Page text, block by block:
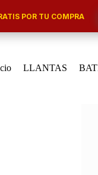
POR TU COMPRA
LLANTAS